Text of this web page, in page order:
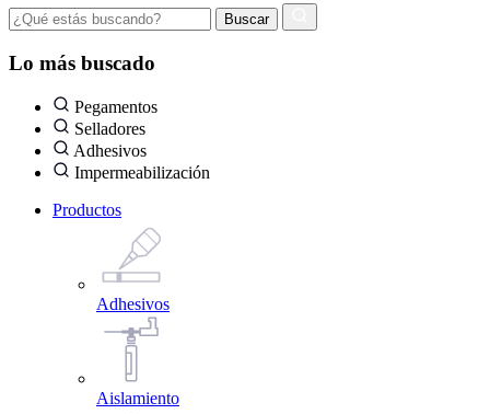
Lo más buscado
Pegamentos
Selladores
Adhesivos
Impermeabilización
Productos
Adhesivos
Aislamiento